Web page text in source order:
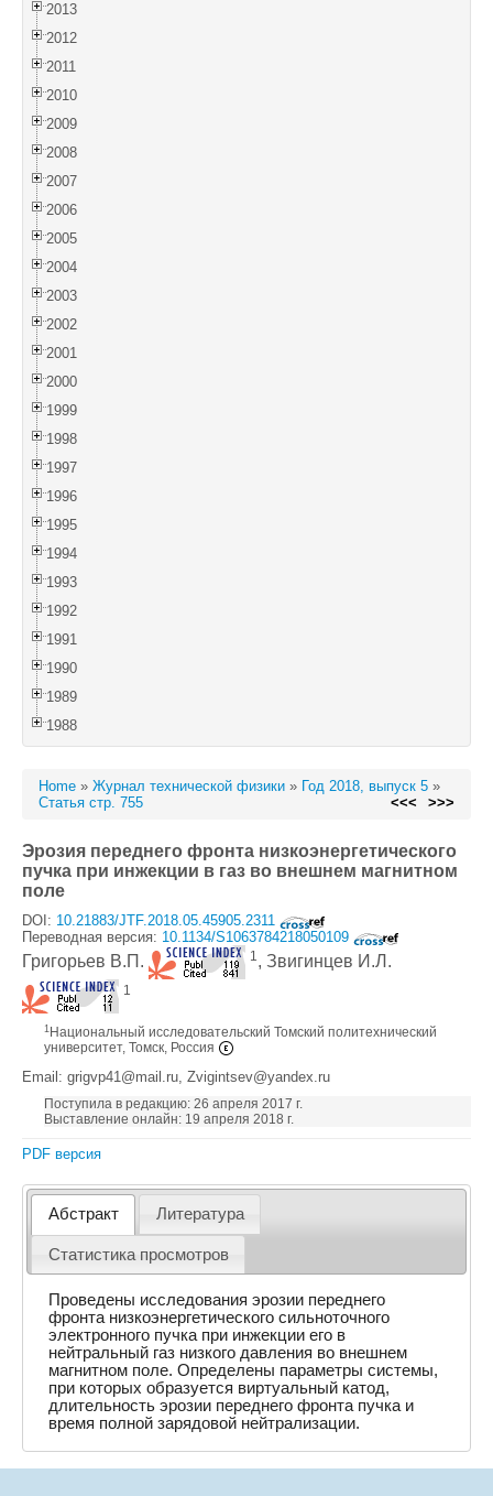
2013
2012
2011
2010
2009
2008
2007
2006
2005
2004
2003
2002
2001
2000
1999
1998
1997
1996
1995
1994
1993
1992
1991
1990
1989
1988
Home » Журнал технической физики » Год 2018, выпуск 5 »
Статья стр. 755
<<< >>>
Эрозия переднего фронта низкоэнергетического
пучка при инжекции в газ во внешнем магнитном
поле
DOI: 10.21883/JTF.2018.05.45905.2311
Переводная версия: 10.1134/S1063784218050109
Григорьев В.П. 1 , Звигинцев И.Л.
1
1 Национальный исследовательский Томский политехнический
университет, Томск, Россия
Email: grigvp41@mail.ru, Zvigintsev@yandex.ru
Поступила в редакцию: 26 апреля 2017 г.
Выставление онлайн: 19 апреля 2018 г.
PDF версия
Абстракт Литература
Статистика просмотров
Проведены исследования эрозии переднего
фронта низкоэнергетического сильноточного
электронного пучка при инжекции его в
нейтральный газ низкого давления во внешнем
магнитном поле. Определены параметры системы,
при которых образуется виртуальный катод,
длительность эрозии переднего фронта пучка и
время полной зарядовой нейтрализации.